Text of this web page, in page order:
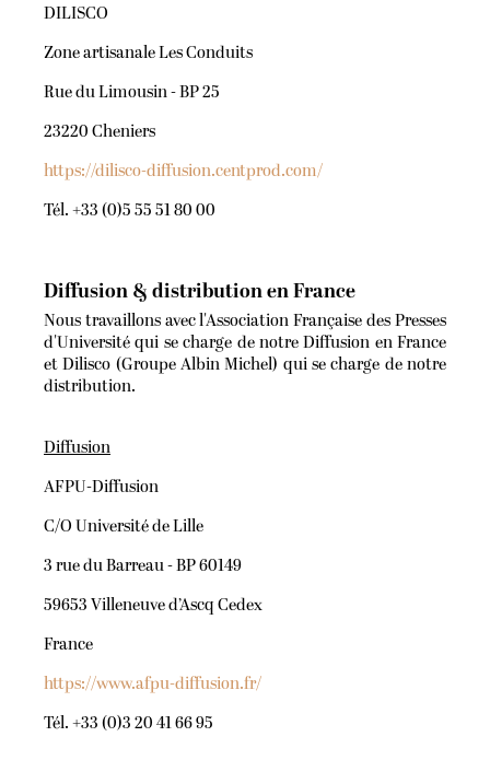
DILISCO
Zone artisanale Les Conduits
Rue du Limousin - BP 25
23220 Cheniers
https://dilisco-diffusion.centprod.com/
Tél. +33 (0)5 55 51 80 00
Diffusion & distribution en France
Nous travaillons avec l'Association Française des Presses
d'Université qui se charge de notre Diffusion en France
et Dilisco (Groupe Albin Michel) qui se charge de notre
distribution.
Diffusion
AFPU-Diffusion
C/O Université de Lille
3 rue du Barreau - BP 60149
59653 Villeneuve d’Ascq Cedex
France
https://www.afpu-diffusion.fr/
Tél. +33 (0)3 20 41 66 95